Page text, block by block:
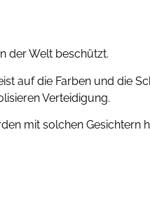
der Welt beschützt.
auf die Farben und die
Verteidigung.
mit solchen Gesichtern